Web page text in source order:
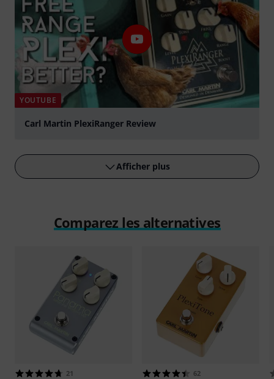
YOUTUBE
Carl Martin PlexiRanger Review
Afficher plus
Comparez les alternatives
21 62